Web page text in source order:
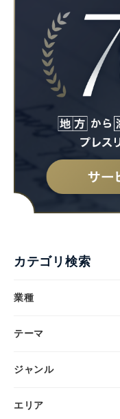
カテゴリ検索
業種
テーマ
ジャンル
エリア